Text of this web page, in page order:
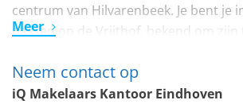
centrum van Hilvarenbeek. Je bent je
passen op de Vrijthof, bekend om zijn
loopafstand. Daarnaast is de woning
bereiken met de auto en ben je in
Meer
Neem contact op
iQ Makelaars Kantoor Eindhoven